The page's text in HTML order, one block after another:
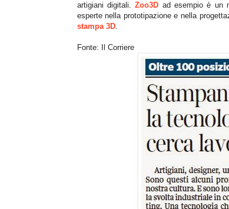
artigiani digitali.Zoo3D ad esempio è un
esperte nella prototipazione e nella
stampa 3D.
Fonte: Il Corriere